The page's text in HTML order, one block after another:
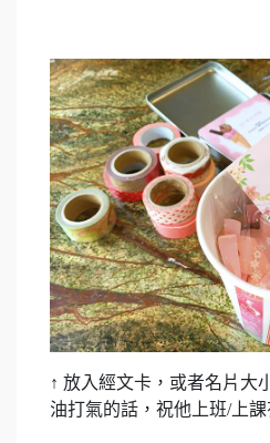
↑ 放入經文卡，或者名片大
油打氣的話，祝他上班/上課